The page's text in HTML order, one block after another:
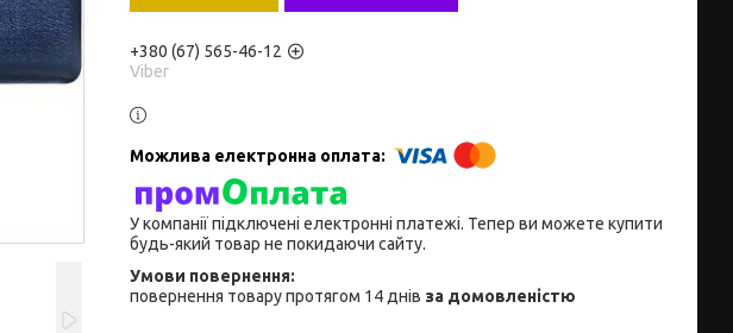
+380 (67) 565-46-12
Viber
У компанії підключені електронні платежі. Тепер ви можете купити
будь-який товар не покидаючи сайту.
повернення товару протягом 14 днів за домовленістю